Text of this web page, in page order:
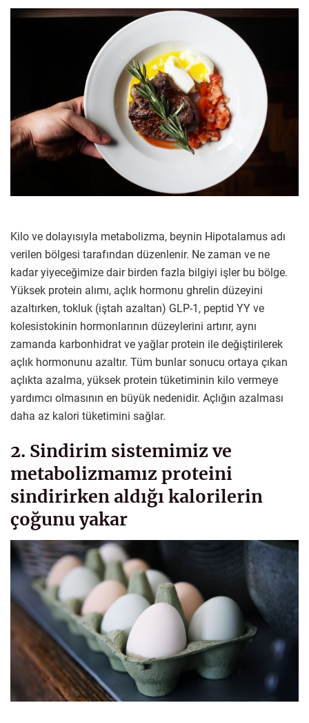
Kilo ve dolayısıyla metabolizma, beynin Hipotalamus adı
verilen bölgesi tarafından düzenlenir. Ne zaman ve ne
kadar yiyeceğimize dair birden fazla bilgiyi işler bu bölge.
Yüksek protein alımı, açlık hormonu ghrelin düzeyini
azaltırken, tokluk (iştah azaltan) GLP-1, peptid YY ve
kolesistokinin hormonlarının düzeylerini artırır, aynı
zamanda karbonhidrat ve yağlar protein ile değiştirilerek
açlık hormonunu azaltır. Tüm bunlar sonucu ortaya çıkan
açlıkta azalma, yüksek protein tüketiminin kilo vermeye
yardımcı olmasının en büyük nedenidir. Açlığın azalması
daha az kalori tüketimini sağlar.
2. Sindirim sistemimiz ve
metabolizmamız proteini
sindirirken aldığı kalorilerin
çoğunu yakar